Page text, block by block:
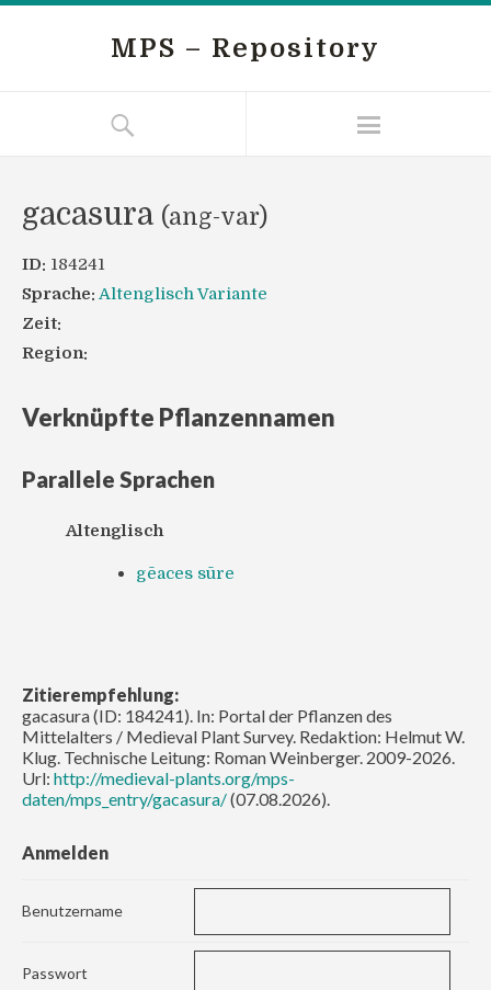
MPS – Repository
gacasura (ang-var)
ID: 184241
Sprache: Altenglisch Variante
Zeit:
Region:
Verknüpfte Pflanzennamen
Parallele Sprachen
Altenglisch
gēaces sūre
Zitierempfehlung:
gacasura (ID: 184241). In: Portal der Pflanzen des
Mittelalters / Medieval Plant Survey. Redaktion: Helmut W.
Klug. Technische Leitung: Roman Weinberger. 2009-2026.
Url: http://medieval-plants.org/mps-
daten/mps_entry/gacasura/(07.08.2026).
Anmelden
Benutzername
Passwort